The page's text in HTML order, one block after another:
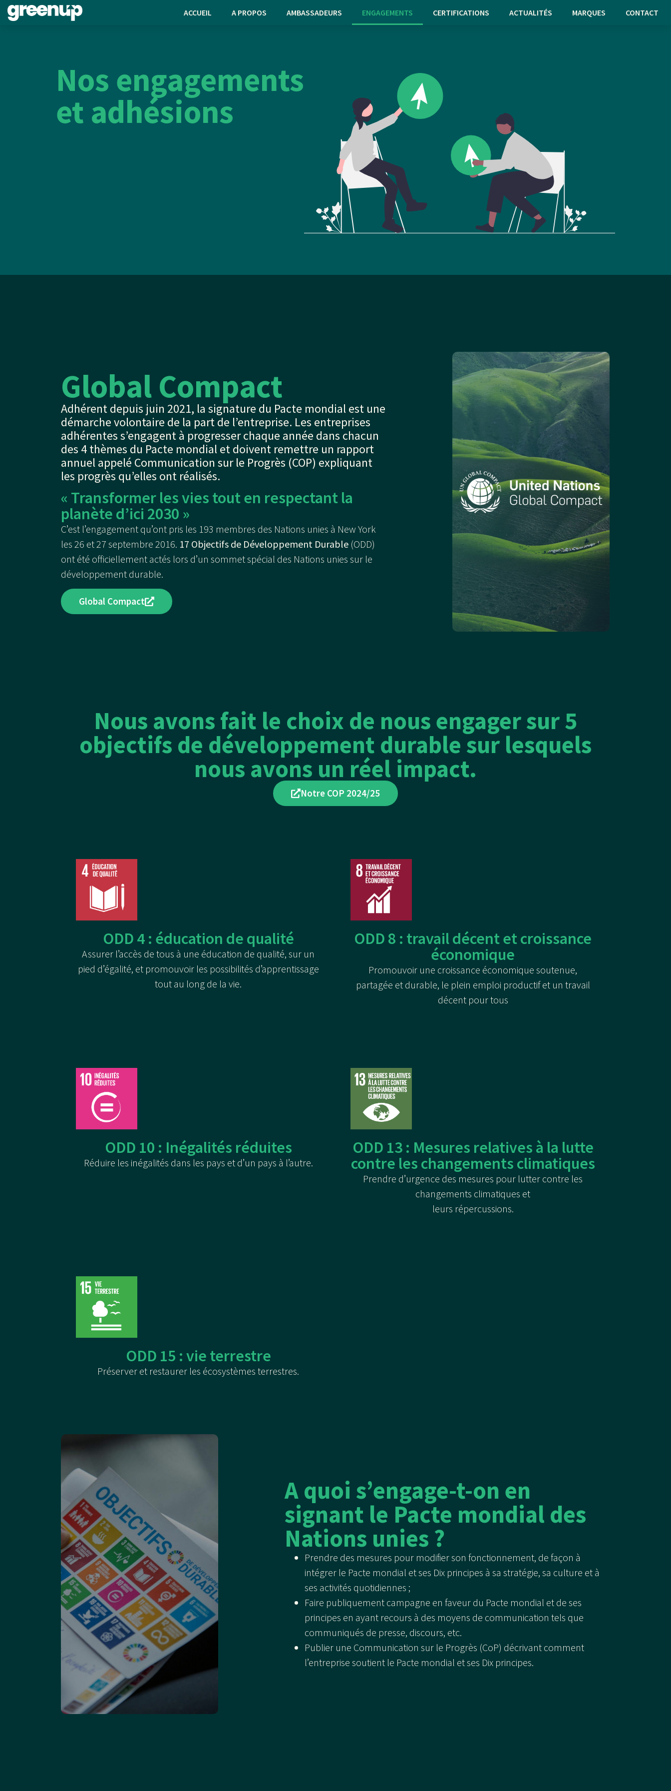
ACCUEIL A PROPOS AMBASSADEURS ENGAGEMENTS CERTIFICATIONS ACTUALITÉS MARQUES CONTACT
Nos engagements
et adhésions
Global Compact
Adhérent depuis juin 2021, la signature du Pacte mondial est une
démarche volontaire de la part de l’entreprise. Les entreprises
adhérentes s’engagent à progresser chaque année dans chacun
des 4 thèmes du Pacte mondial et doivent remettre un rapport
annuel appelé Communication sur le Progrès (COP) expliquant
les progrès qu’elles ont réalisés.
« Transformer les vies tout en respectant la
planète d’ici 2030 »
C’est l’engagement qu’ont pris les 193 membres des Nations unies à New York
les 26 et 27 septembre 2016. 17 Objectifs de Développement Durable (ODD)
ont été officiellement actés lors d’un sommet spécial des Nations unies sur le
développement durable.
Global Compact
Nous avons fait le choix de nous engager sur 5
objectifs de développement durable sur lesquels
nous avons un réel impact.
Notre COP 2024/25
ODD 4 : éducation de qualité
Assurer l’accès de tous à une éducation de qualité, sur un
pied d’égalité, et promouvoir les possibilités d’apprentissage
tout au long de la vie.
ODD 8 : travail décent et croissance
économique
Promouvoir une croissance économique soutenue,
partagée et durable, le plein emploi productif et un travail
décent pour tous
ODD 10 : Inégalités réduites
Réduire les inégalités dans les pays et d’un pays à l’autre.
ODD 13 : Mesures relatives à la lutte
contre les changements climatiques
Prendre d’urgence des mesures pour lutter contre les
changements climatiques et
leurs répercussions.​
ODD 15 : vie terrestre
Préserver et restaurer les écosystèmes terrestres.
A quoi s’engage-t-on en
signant le Pacte mondial des
Nations unies ?
Prendre des mesures pour modifier son fonctionnement, de façon à
intégrer le Pacte mondial et ses Dix principes à sa stratégie, sa culture et à
ses activités quotidiennes ;
Faire publiquement campagne en faveur du Pacte mondial et de ses
principes en ayant recours à des moyens de communication tels que
communiqués de presse, discours, etc.
Publier une Communication sur le Progrès (CoP) décrivant comment
l’entreprise soutient le Pacte mondial et ses Dix principes.